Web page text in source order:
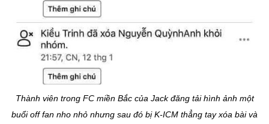
Thành viên trong FC miền Bắc của Jack đăng tải hình ảnh một
buổi off fan nho nhỏ nhưng sau đó bị K-ICM thẳng tay xóa bài và